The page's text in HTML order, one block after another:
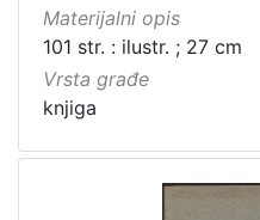
Materijalni opis
101 str. : ilustr. ; 27 cm
Vrsta građe
knjiga